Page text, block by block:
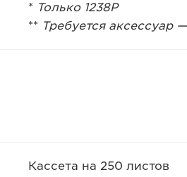
* Только 1238P
** Требуется аксессуар
Кассета на 250 листов